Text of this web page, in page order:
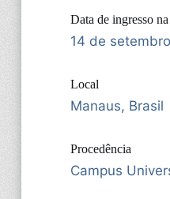
Data de ingresso
14 de
Local
Manaus, Brasil
Procedência
Campus